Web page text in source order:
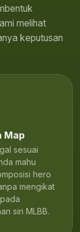
melihat
keputusan
Map
sesuai
mahu
hero
mengikat
siri MLBB.